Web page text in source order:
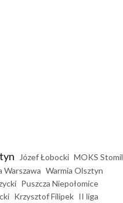
Józef Łobocki MOKS Stomil
Warszawa Warmia Olsztyn
Puszcza Niepołomice
Krzysztof Filipek II liga